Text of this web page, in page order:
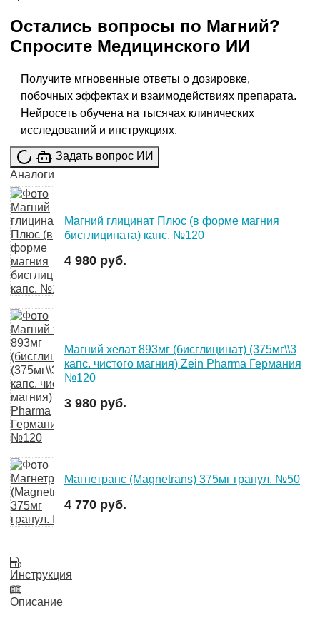
Остались вопросы по Магний?
Спросите Медицинского ИИ
Получите мгновенные ответы о дозировке,
побочных эффектах и взаимодействиях препарата.
Нейросеть обучена на тысячах клинических
исследований и инструкциях.
Задать вопрос ИИ
Аналоги
Магний глицинат Плюс (в форме магния
бисглицината) капс. №120
4 980 руб.
Магний хелат 893мг (бисглицинат) (375мг\\3
капс. чистого магния) Zein Pharma Германия
№120
3 980 руб.
Магнетранс (Magnetrans) 375мг гранул. №50
4 770 руб.
Инструкция
Описание